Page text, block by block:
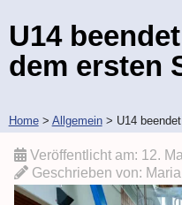
U14
dem ersten
Home> Allgemein> U14
Veröffentlicht am: 12.
Geschrieben von: